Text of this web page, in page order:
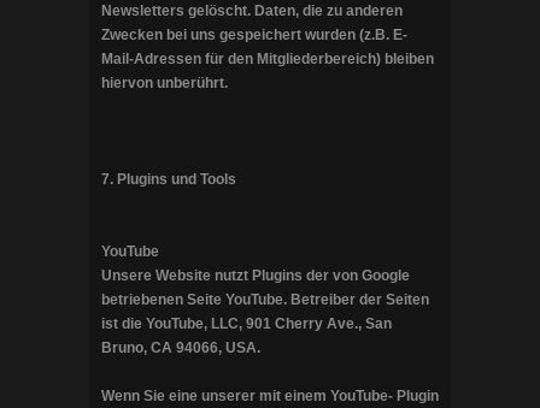
Newsletters gelöscht. Daten, die zu anderen
Zwecken bei uns gespeichert wurden (z.B. E-
Mail-Adressen für den Mitgliederbereich) bleiben
hiervon unberührt.
7. Plugins und Tools
YouTube
Unsere Website nutzt Plugins der von Google
betriebenen Seite YouTube. Betreiber der Seiten
ist die YouTube, LLC, 901 Cherry Ave., San
Bruno, CA 94066, USA.
Wenn Sie eine unserer mit einem YouTube- Plugin